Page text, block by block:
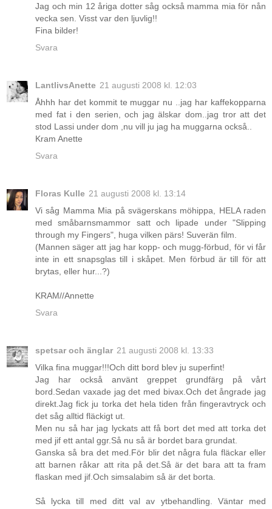
Jag och min 12 åriga dotter såg också mamma mia för nån
vecka sen. Visst var den ljuvlig!!
Fina bilder!
Svara
LantlivsAnette 21 augusti 2008 kl. 12:03
Åhhh har det kommit te muggar nu ..jag har kaffekopparna
med fat i den serien, och jag älskar dom..jag tror att det
stod Lassi under dom ,nu vill ju jag ha muggarna också..
Kram Anette
Svara
Floras Kulle 21 augusti 2008 kl. 13:14
Vi såg Mamma Mia på svägerskans möhippa, HELA raden
med småbarnsmammor satt och lipade under "Slipping
through my Fingers", huga vilken pärs! Suverän film.
(Mannen säger att jag har kopp- och mugg-förbud, för vi får
inte in ett snapsglas till i skåpet. Men förbud är till för att
brytas, eller hur...?)
KRAM//Annette
Svara
spetsar och änglar 21 augusti 2008 kl. 13:33
Vilka fina muggar!!!Och ditt bord blev ju superfint!
Jag har också använt greppet grundfärg på vårt
bord.Sedan vaxade jag det med bivax.Och det ångrade jag
direkt.Jag fick ju torka det hela tiden från fingeravtryck och
det såg alltid fläckigt ut.
Men nu så har jag lyckats att få bort det med att torka det
med jif ett antal ggr.Så nu så är bordet bara grundat.
Ganska så bra det med.För blir det några fula fläckar eller
att barnen råkar att rita på det.Så är det bara att ta fram
flaskan med jif.Och simsalabim så är det borta.
Så lycka till med ditt val av ytbehandling. Väntar med